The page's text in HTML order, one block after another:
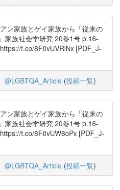
ン家族とゲイ家族から「従来の
家族社会学研究 20巻1号 p.16-
t.co/8F0vUVRlNx [PDF_J-
@LGBTQA_Article (投稿一覧)
ン家族とゲイ家族から「従来の
家族社会学研究 20巻1号 p.16-
t.co/8F0vUW8oPx [PDF_J-
@LGBTQA_Article (投稿一覧)